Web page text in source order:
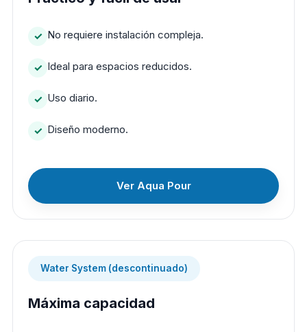
No requiere instalación compleja.
Ideal para espacios reducidos.
Uso diario.
Diseño moderno.
Ver Aqua Pour
Water System (descontinuado)
Máxima capacidad